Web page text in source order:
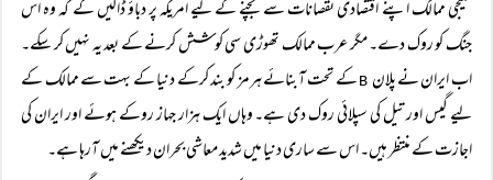
خلیجی ممالک اپنے اقتصادی نقصانات سے بچنے کے لیے امریکہ پر دباؤ ڈالیں گے کہ وہ اس
جنگ کو روک دے۔ مگر عرب ممالک تھوڑی سی کوشش کرنے کے بعد یہ نہیں کر سکے۔
اب ایران نے پلان کے تحت آبنائے ہرمز کو بند کرکے دنیا کے بہت سے ممالک کے
لیے گیس اور تیل کی سپلائی روک دی ہے۔ وہاں ایک ہزار جہاز روکے ہوئے اور ایران کی
اجازت کے منتظر ہیں۔ اس سے ساری دنیا میں شدید معاشی بحران دیکھنے میں آرہا ہے۔